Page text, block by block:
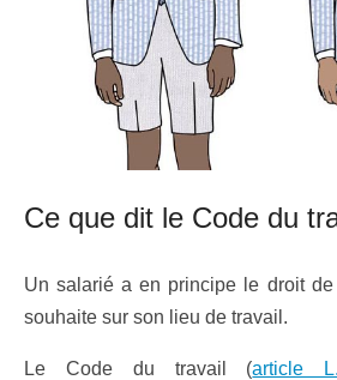
Ce que dit le Code du
Un salarié a en principe le droit
souhaite sur son lieu de travail.
Le Code du travail (article